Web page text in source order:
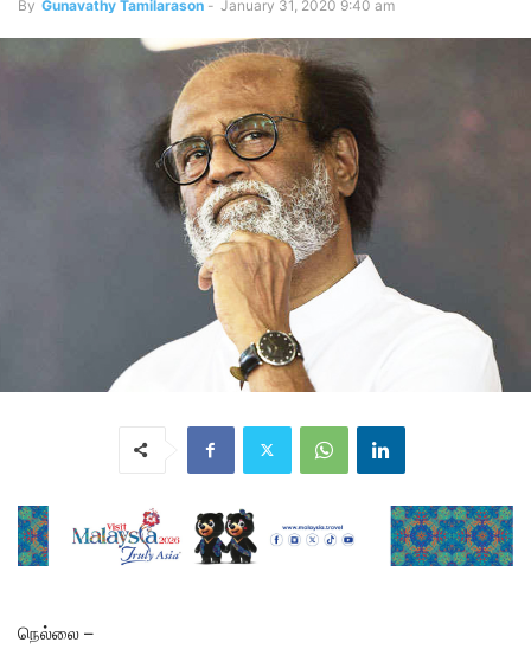
By Gunavathy Tamilarason - January 31, 2020 9:40 am
நெல்லை –